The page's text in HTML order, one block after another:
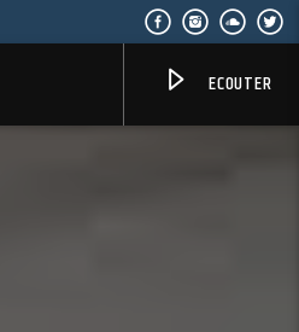
ECOUTER